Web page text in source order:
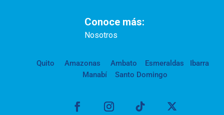
Conoce más:
Nosotros
Quito Amazonas Ambato Esmeraldas
Ibarra
Manabí
Santo Domingo